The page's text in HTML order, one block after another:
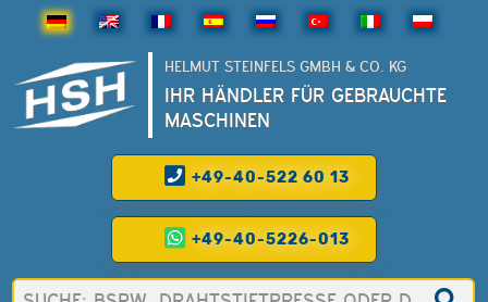
HELMUT STEINFELS GMBH & CO. KG
IHR HÄNDLER FÜR GEBRAUCHTE
MASCHINEN
+49-40-522 60 13
+49-40-5226-013